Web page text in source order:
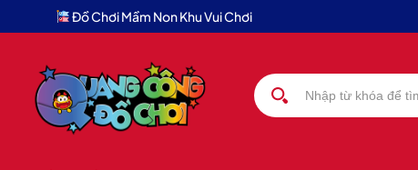
Đồ Chơi Mầm Non Khu Vui Chơi